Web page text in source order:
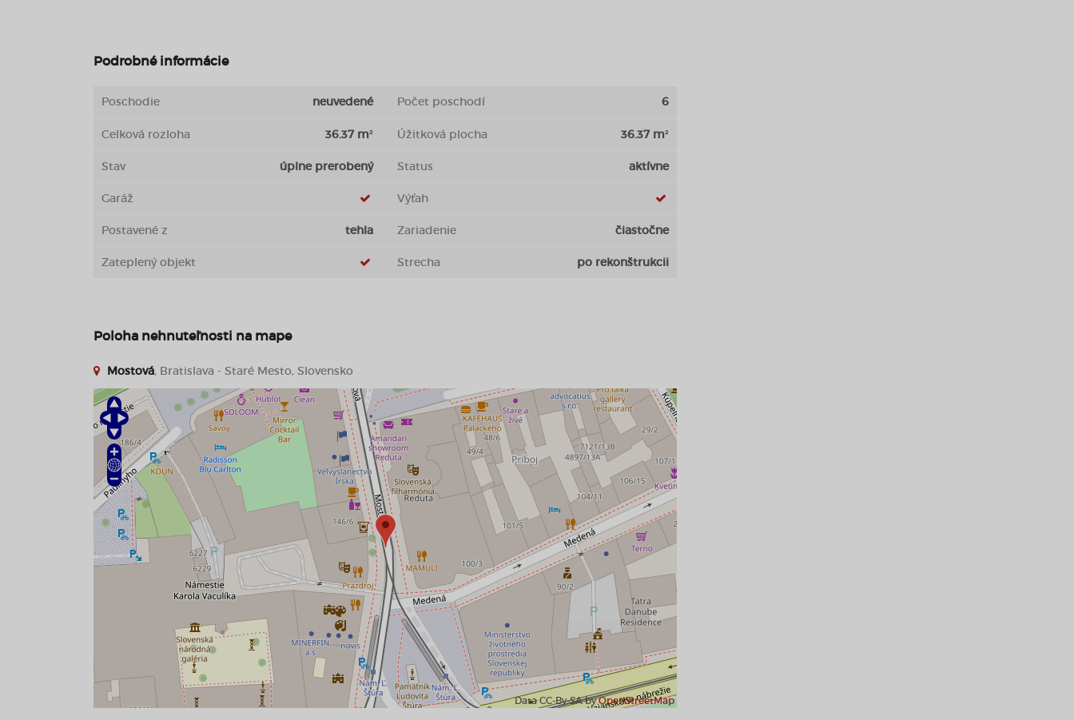
Podrobné informácie
Poschodie neuvedené Počet poschodí 6
Celková rozloha 36.37 m² Úžitková plocha 36.37 m²
Stav úplne prerobený Status aktívne
Garáž Výťah
Postavené z tehla Zariadenie čiastočne
Zateplený objekt Strecha po rekonštrukcii
Poloha nehnuteľnosti na mape
Mostová, Bratislava - Staré Mesto, Slovensko
Data CC-By-SA byOpenStreetMap